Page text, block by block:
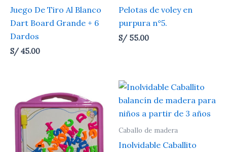
Juego De Tiro Al Blanco
Dart Board Grande + 6
Dardos
S/ 45.00
Pelotas de voley en
purpura n°5.
S/ 55.00
Caballo de madera
Inolvidable Caballito